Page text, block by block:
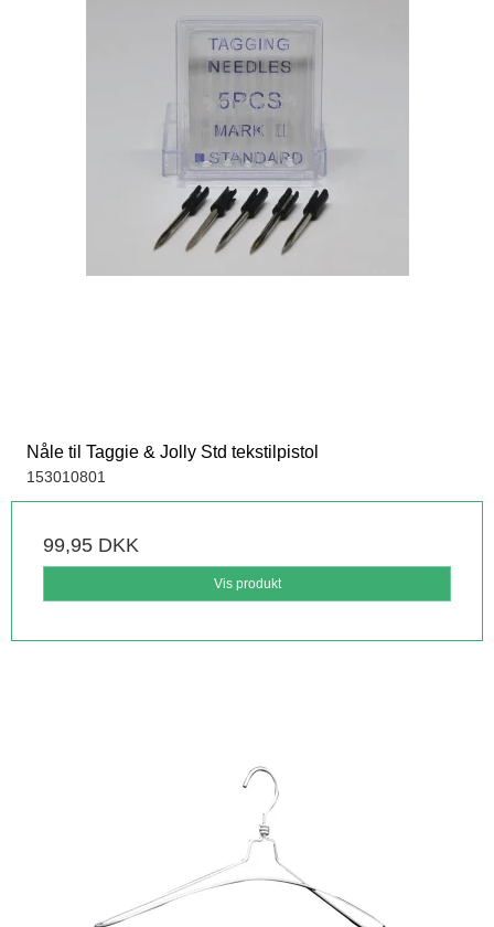
Nåle til Taggie & Jolly Std tekstilpistol
153010801
99,95 DKK
Vis produkt